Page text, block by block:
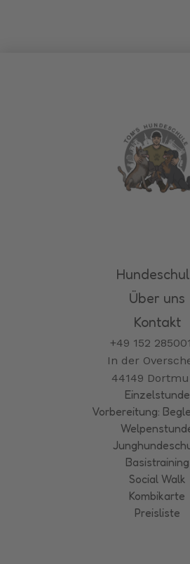
Über uns
Kontakt
+49 152
In der
44149
Einzelstunde
Vorbereitung:
Basistraining
Social Walk
Kombikarte
Preisliste